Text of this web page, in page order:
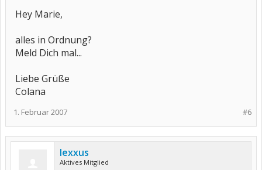
Hey Marie,
alles in Ordnung?
Meld Dich mal...
Liebe Grüße
Colana
#6
1. Februar 2007
lexxus
Aktives Mitglied